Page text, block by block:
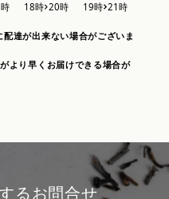
達が出来ない場合がございま
より早くお届けできる場合が
るお問合せ